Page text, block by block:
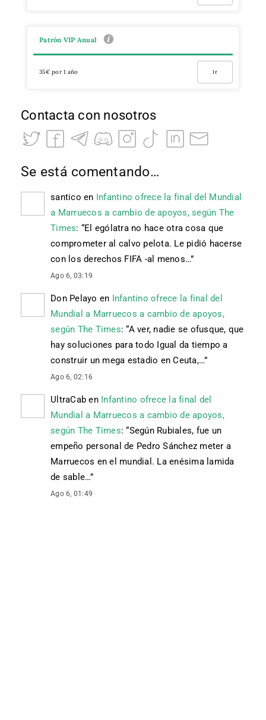
Patrón VIP Anual
35€ por 1 año Ir
Contacta con nosotros
Se está comentando…
santico en Infantino ofrece la final del Mundial
a Marruecos a cambio de apoyos, según The
Times: “El ególatra no hace otra cosa que
comprometer al calvo pelota. Le pidió hacerse
con los derechos FIFA -al menos…”
Ago 6, 03:19
Don Pelayo en Infantino ofrece la final del
Mundial a Marruecos a cambio de apoyos,
según The Times: “A ver, nadie se ofusque, que
hay soluciones para todo Igual da tiempo a
construir un mega estadio en Ceuta,…”
Ago 6, 02:16
UltraCab en Infantino ofrece la final del
Mundial a Marruecos a cambio de apoyos,
según The Times: “Según Rubiales, fue un
empeño personal de Pedro Sánchez meter a
Marruecos en el mundial. La enésima lamida
de sable…”
Ago 6, 01:49